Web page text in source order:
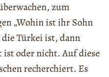
zum
„Wohin ist ihr Sohn
die Türkei ist, dann
oder nicht. Auf diese
recherchiert. Es